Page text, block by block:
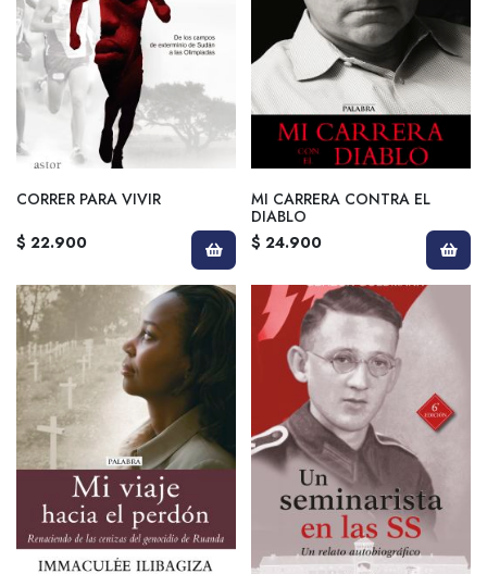
CORRER PARA VIVIR
$ 22.900
MI CARRERA CONTRA EL
DIABLO
$ 24.900